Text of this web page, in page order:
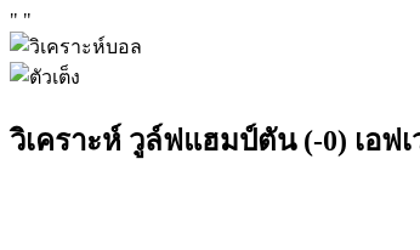
" "
วิเคราะห์ วูล์ฟแฮมป์ตัน (-0) เอฟ